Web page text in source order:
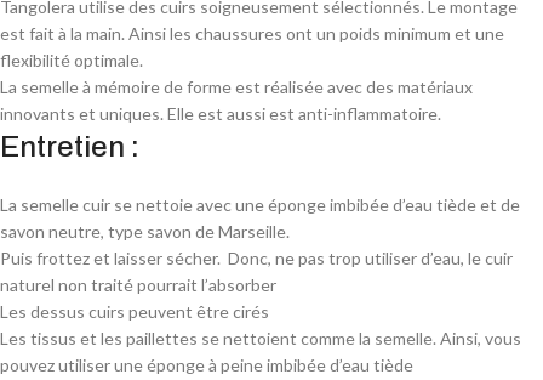
Tangolera utilise des cuirs soigneusement sélectionnés. Le montage
est fait à la main. Ainsi les chaussures ont un poids minimum et une
flexibilité optimale.
La semelle à mémoire de forme est réalisée avec des matériaux
innovants et uniques. Elle est aussi est anti-inflammatoire.
Entretien :
La semelle cuir se nettoie avec une éponge imbibée d’eau tiède et de
savon neutre, type savon de Marseille.
Puis frottez et laisser sécher. Donc, ne pas trop utiliser d’eau, le cuir
naturel non traité pourrait l’absorber
Les dessus cuirs peuvent être cirés
Les tissus et les paillettes se nettoient comme la semelle. Ainsi, vous
pouvez utiliser une éponge à peine imbibée d’eau tiède